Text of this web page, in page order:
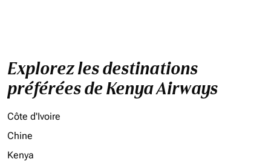
Explorez les destinations
préférées de Kenya Airways
Côte d'Ivoire
Chine
Kenya